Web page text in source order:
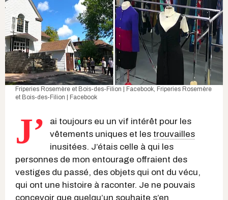
Friperies Rosemère et Bois-des-Filion | Facebook Friperies Rosemère
et Bois-des-Filion | Facebook
J’
ai toujours eu un vif intérêt pour les
vêtements uniques et les trouvailles
inusitées. J’étais celle à qui les
personnes de mon entourage offraient des
vestiges du passé, des objets qui ont du vécu,
qui ont une histoire à raconter. Je ne pouvais
concevoir que quelqu’un souhaite s’en